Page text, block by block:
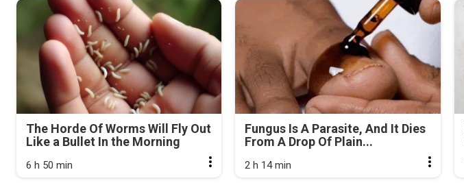
The Horde Of Worms Will Fly Out
Like a Bullet In the Morning
6 h 50 min
Fungus Is A Parasite, And It Dies
From A Drop Of Plain...
2 h 14 min